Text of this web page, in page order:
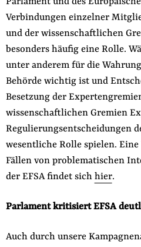
Verbindungen einzelner
und der wissenschaftlichen
besonders häufig eine Rolle.
unter anderem für die
Behörde wichtig ist und
Besetzung der
wissenschaftlichen Gremien
Regulierungsentscheidungen
wesentliche Rolle spielen.
Fällen von problematischen
der EFSA findet sich hier.
Parlament kritisiert EFSA
Auch durch unsere